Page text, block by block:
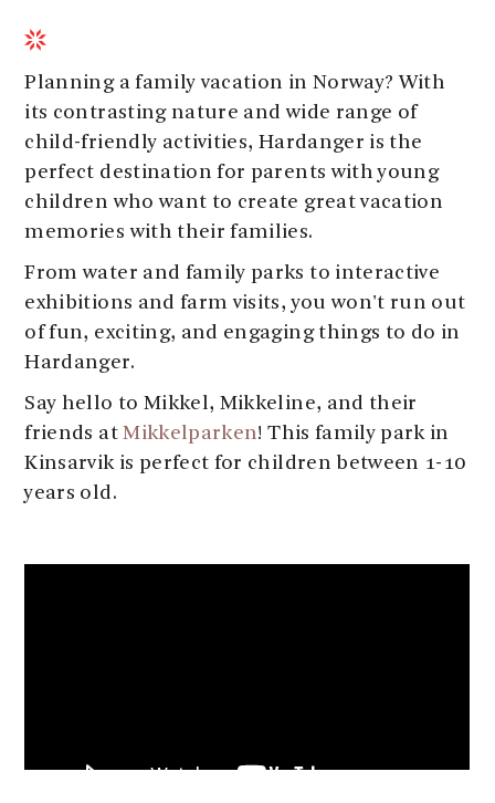
Planning a family vacation in Norway? With
its contrasting nature and wide range of
child-friendly activities, Hardanger is the
perfect destination for parents with young
children who want to create great vacation
memories with their families.
From water and family parks to interactive
exhibitions and farm visits, you won't run out
of fun, exciting, and engaging things to do in
Hardanger.
Say hello to Mikkel, Mikkeline, and their
friends atMikkelparken! This family park in
Kinsarvik is perfect for children between 1-10
years old.